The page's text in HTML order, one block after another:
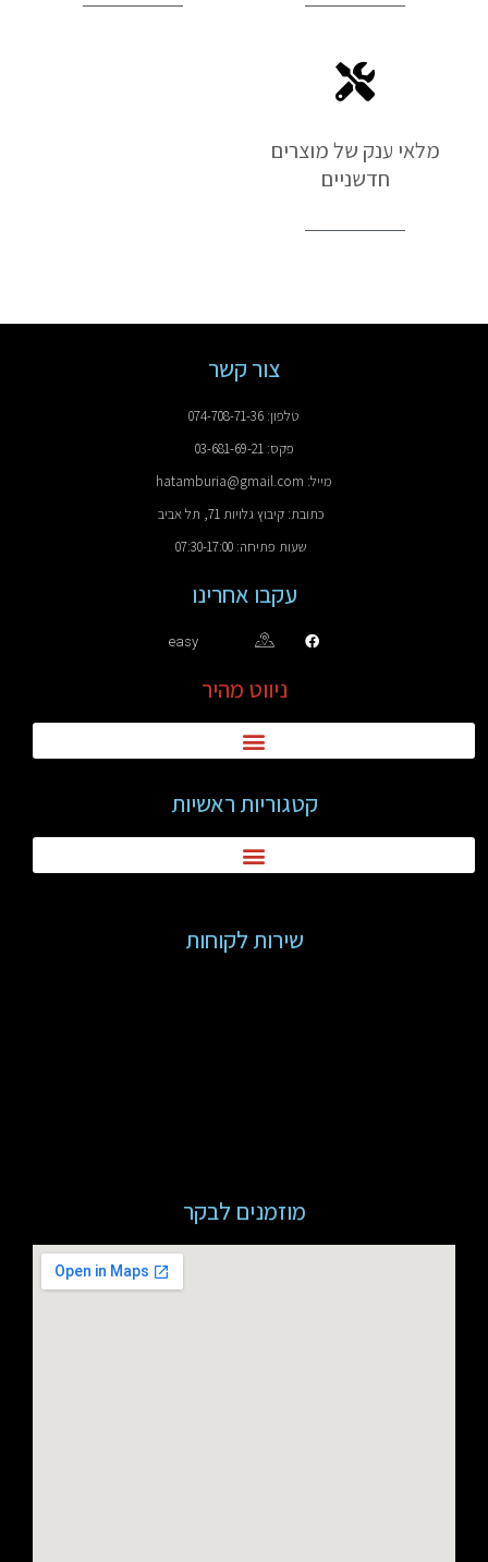
מלאי ענק של מוצרים
חדשניים
צור קשר
טלפון: 074-708-71-36
פקס: 03-681-69-21
מייל: hatamburia@gmail.com
כתובת: קיבוץ גלויות 71, תל אביב
שעות פתיחה: 07:30-17:00
עקבו אחרינו
easy
ניווט מהיר
קטגוריות ראשיות
שירות לקוחות
מוזמנים לבקר